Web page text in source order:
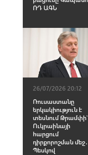
ՌԴ ԱԳՆ
26/07/2026 20:12
Ռուսաստանը
երկակիություն է
տեսնում Թրամփի՝
Ուկրաինայի
հարցում
դիրքորոշման մեջ․
Պեսկով